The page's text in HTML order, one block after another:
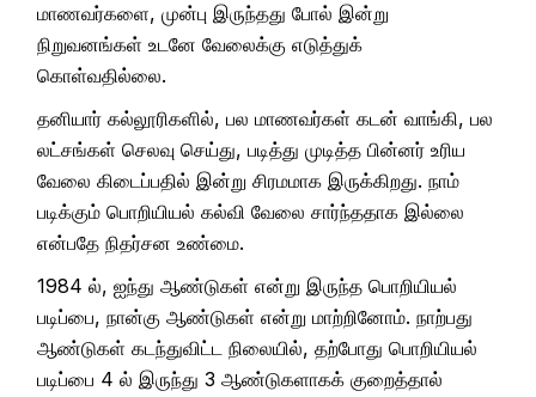
மாணவர்களை, முன்பு இருந்தது போல் இன்று
நிறுவனங்கள் உடனே வேலைக்கு எடுத்துக்
கொள்வதில்லை.
தனியார் கல்லூரிகளில், பல மாணவர்கள் கடன் வாங்கி, பல
லட்சங்கள் செலவு செய்து, படித்து முடித்த பின்னர் உரிய
வேலை கிடைப்பதில் இன்று சிரமமாக இருக்கிறது. நாம்
படிக்கும் பொறியியல் கல்வி வேலை சார்ந்ததாக இல்லை
என்பதே நிதர்சன உண்மை.
1984 ல், ஐந்து ஆண்டுகள் என்று இருந்த பொறியியல்
படிப்பை, நான்கு ஆண்டுகள் என்று மாற்றினோம். நாற்பது
ஆண்டுகள் கடந்துவிட்ட நிலையில், தற்போது பொறியியல்
படிப்பை 4 ல் இருந்து 3 ஆண்டுகளாகக் குறைத்தால்